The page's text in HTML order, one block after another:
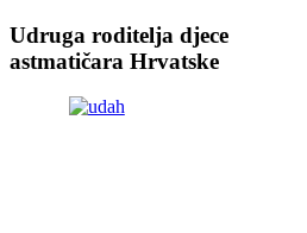
Udruga roditelja djece
astmatičara Hrvatske